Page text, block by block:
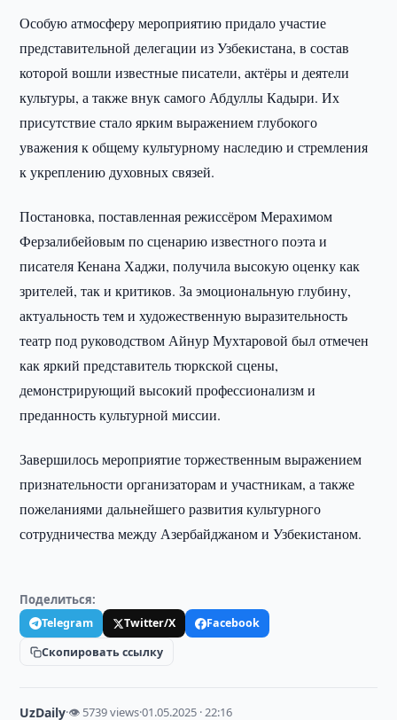
Особую атмосферу мероприятию придало участие
представительной делегации из Узбекистана, в состав
которой вошли известные писатели, актёры и деятели
культуры, а также внук самого Абдуллы Кадыри. Их
присутствие стало ярким выражением глубокого
уважения к общему культурному наследию и стремления
к укреплению духовных связей.
Постановка, поставленная режиссёром Мерахимом
Ферзалибейовым по сценарию известного поэта и
писателя Кенана Хаджи, получила высокую оценку как
зрителей, так и критиков. За эмоциональную глубину,
актуальность тем и художественную выразительность
театр под руководством Айнур Мухтаровой был отмечен
как яркий представитель тюркской сцены,
демонстрирующий высокий профессионализм и
преданность культурной миссии.
Завершилось мероприятие торжественным выражением
признательности организаторам и участникам, а также
пожеланиями дальнейшего развития культурного
сотрудничества между Азербайджаном и Узбекистаном.
Поделиться:
Telegram Twitter/X
Facebook
Скопировать ссылку
UzDaily·👁 5739 views·01.05.2025 · 22:16